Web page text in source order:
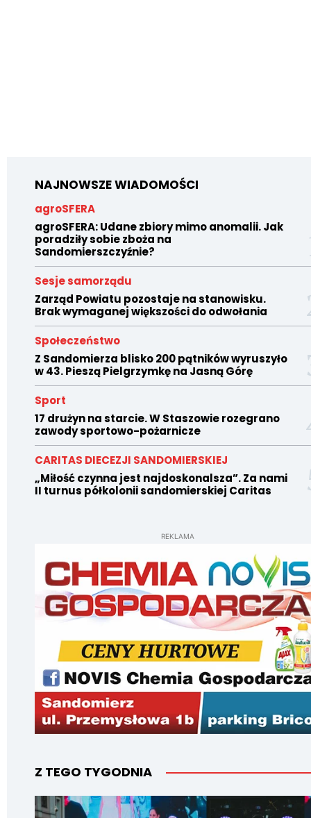
NAJNOWSZE WIADOMOŚCI
agroSFERA
agroSFERA: Udane zbiory mimo anomalii. Jak
poradziły sobie zboża na
Sandomierszczyźnie?
Sesje samorządu
Zarząd Powiatu pozostaje na stanowisku.
Brak wymaganej większości do odwołania
Społeczeństwo
Z Sandomierza blisko 200 pątników wyruszyło
w 43. Pieszą Pielgrzymkę na Jasną Górę
Sport
17 drużyn na starcie. W Staszowie rozegrano
zawody sportowo-pożarnicze
CARITAS DIECEZJI SANDOMIERSKIEJ
„Miłość czynna jest najdoskonalsza”. Za nami
II turnus półkolonii sandomierskiej Caritas
REKLAMA
Z TEGO TYGODNIA